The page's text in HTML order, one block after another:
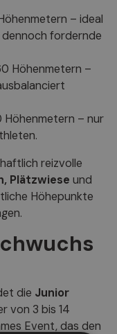
– ideal
dennoch fordernde
Höhenmetern –
Höhenmetern – nur
reizvolle
Plätzwiese und
Höhepunkte
die Junior
von 3 bis 14
Event, das den